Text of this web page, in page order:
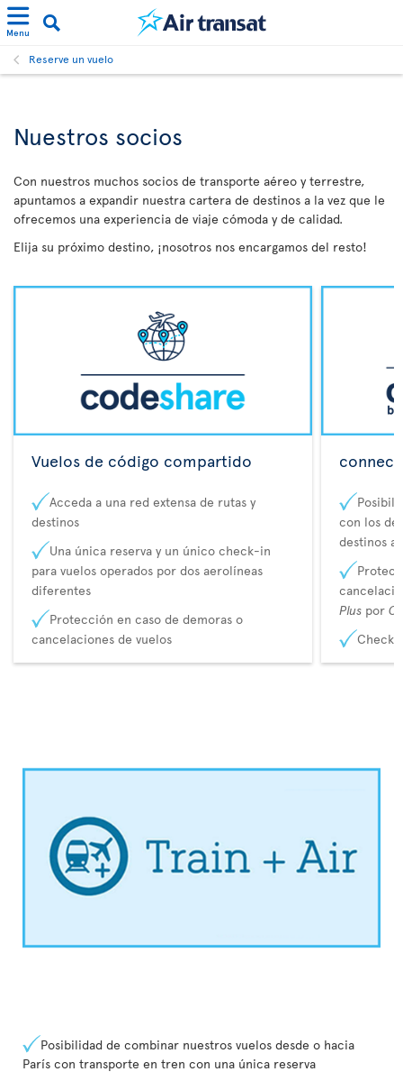
Menu
Reserve un vuelo
Nuestros socios
Con nuestros muchos socios de transporte aéreo y terrestre,
apuntamos a expandir nuestra cartera de destinos a la vez que le
ofrecemos una experiencia de viaje cómoda y de calidad.
Elija su próximo destino, ¡nosotros nos encargamos del resto!
Vuelos de código compartido
Acceda a una red extensa de rutas y
destinos
Una única reserva y un único check-in
para vuelos operados por dos aerolíneas
diferentes
Protección en caso de demoras o
cancelaciones de vuelos
con los de
destinos
Plus por
Check-
Posibilidad de combinar nuestros vuelos desde o hacia
París con transporte en tren con una única reserva